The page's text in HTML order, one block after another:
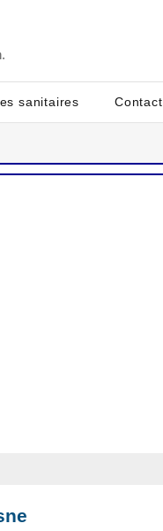
sanitaires Contact